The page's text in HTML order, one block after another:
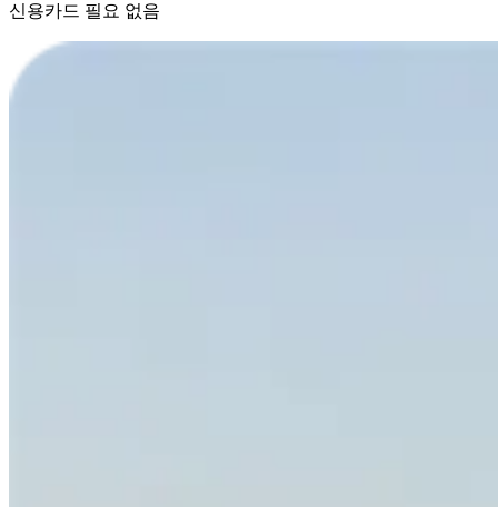
신용카드 필요 없음